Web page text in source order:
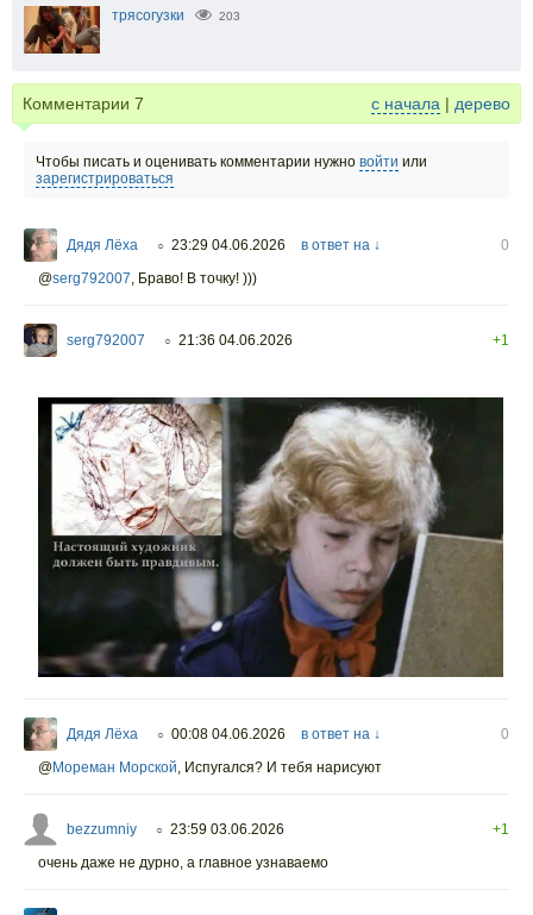
трясогузки 203
Комментарии 7 с начала | дерево
Чтобы писать и оценивать комментарии нужно войти или
зарегистрироваться
Дядя Лёха ○ 23:29 04.06.2026 в ответ на ↓
0
@serg792007 Браво! В точку! )))
serg792007 ○ 21:36 04.06.2026 +1
Дядя Лёха ○ 00:08 04.06.2026 в ответ на ↓
0
@Мореман Морской, Испугался? И тебя нарисуют
bezzumniy ○ 23:59 03.06.2026
+1
очень даже не дурно, а главное узнаваемо